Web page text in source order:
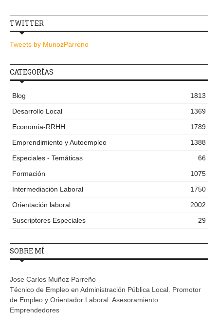
TWITTER
Tweets by MunozParreno
CATEGORÍAS
Blog
1813
Desarrollo Local
1369
Economía-RRHH
1789
Emprendimiento y Autoempleo
1388
Especiales - Temáticas
66
Formación
1075
Intermediación Laboral
1750
Orientación laboral
2002
Suscriptores Especiales
29
SOBRE MÍ
Jose Carlos Muñoz Parreño
Técnico de Empleo en Administración Pública Local. Promotor
de Empleo y Orientador Laboral. Asesoramiento
Emprendedores